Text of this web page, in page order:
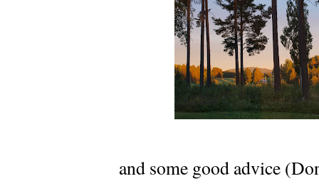
and some good advice